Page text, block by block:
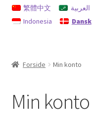
Brugte maskiner
Søg
繁體中文
العربية
Indonesia
Dansk
Forside Min konto
Min konto